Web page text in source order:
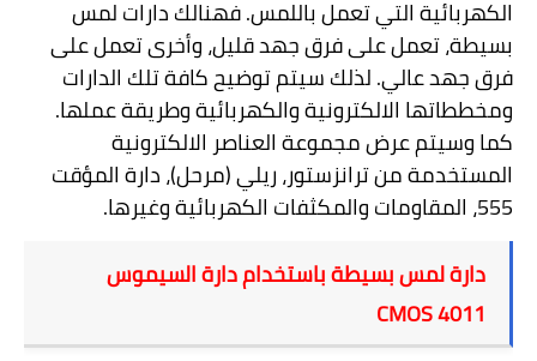
الكهربائية التي تعمل باللمس. فهنالك دارات لمس
بسيطة، تعمل على فرق جهد قليل، وأخرى تعمل على
فرق جهد عالي. لذلك سيتم توضيح كافة تلك الدارات
ومخططاتها الالكترونية والكهربائية وطريقة عملها.
كما وسيتم عرض مجموعة العناصر الالكترونية
المستخدمة من ترانزستور، ريلي (مرحل)، دارة المؤقت
555، المقاومات والمكثفات الكهربائية وغيرها.
دارة لمس بسيطة باستخدام دارة السيموس
CMOS 4011